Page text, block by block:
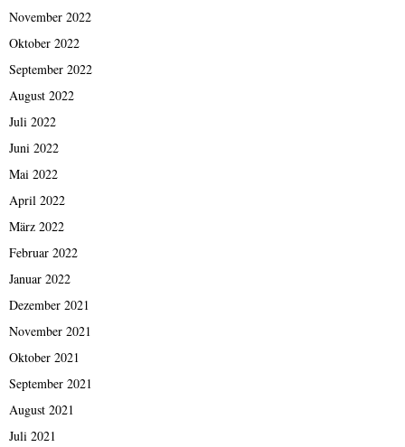
November 2022
Oktober 2022
September 2022
August 2022
Juli 2022
Juni 2022
Mai 2022
April 2022
März 2022
Februar 2022
Januar 2022
Dezember 2021
November 2021
Oktober 2021
September 2021
August 2021
Juli 2021